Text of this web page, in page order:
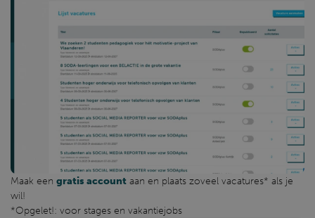
Maak een gratis account aan en plaats zoveel vacatures* als je
wil!
*Opgelet!: voor stages en vakantiejobs